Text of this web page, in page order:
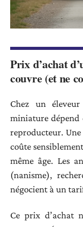
Prix d’achat
couvre (et ne
Chez un
miniature dépend
reproducteur.
coûte
même âge. Les
(nanisme),
négocient à un
Ce prix d’achat